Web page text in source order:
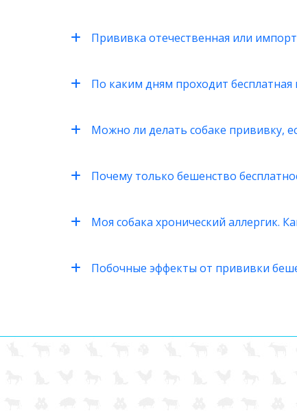
Прививка отечественная или
По каким дням проходит
Можно ли делать собаке прививку,
Почему только бешенство
Моя собака хронический аллергик.
Побочные эффекты от прививки